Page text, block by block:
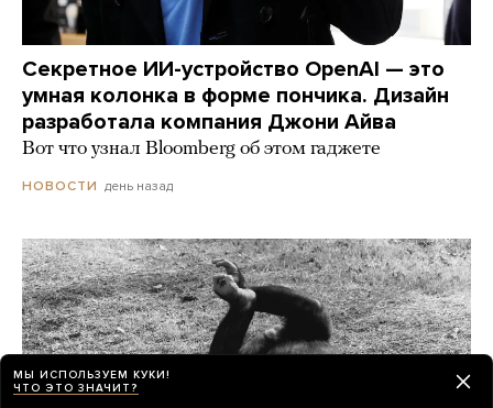
Секретное ИИ-устройство OpenAI — это
умная колонка в форме пончика. Дизайн
разработала компания Джони Айва
Вот что узнал Bloomberg об этом гаджете
НОВОСТИ день назад
МЫ ИСПОЛЬЗУЕМ КУКИ!
ЧТО ЭТО ЗНАЧИТ?